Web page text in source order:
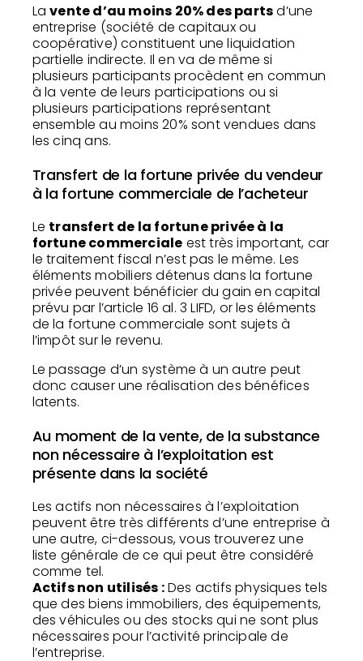
Lavente d’au moins 20% des partsd’une
entreprise (société de capitaux ou
coopérative) constituent une liquidation
partielle indirecte. Il en va de même si
plusieurs participants procèdent en commun
à la vente de leurs participations ou si
plusieurs participations représentant
ensemble au moins 20% sont vendues dans
les cinq ans.
Transfert de la fortune privée du vendeur
à la fortune commerciale de l’acheteur
Le transfert de la fortune privée à la
fortune commerciale est très important, car
le traitement fiscal n’est pas le même. Les
éléments mobiliers détenus dans la fortune
privée peuvent bénéficier du gain en capital
prévu par l’article 16 al. 3 LIFD, or les éléments
de la fortune commerciale sont sujets à
l’impôt sur le revenu.
Le passage d’un système à un autre peut
donc causer une réalisation des bénéfices
latents.
Au moment de la vente, de la substance
non nécessaire à l’exploitation est
présente dans la société
Les actifs non nécessaires à l’exploitation
peuvent être très différents d’une entreprise à
une autre, ci-dessous, vous trouverez une
liste générale de ce qui peut être considéré
comme tel.
Actifs non utilisés :Des actifs physiques tels
que des biens immobiliers, des équipements,
des véhicules ou des stocks qui ne sont plus
nécessaires pour l’activité principale de
l’entreprise.